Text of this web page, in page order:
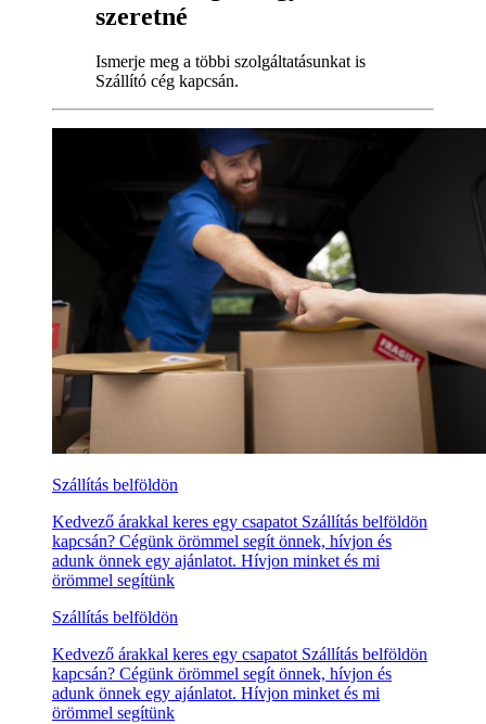
szeretné
Ismerje meg a többi szolgáltatásunkat is
Szállító cég kapcsán.
Szállítás belföldön
Kedvező árakkal keres egy csapatot Szállítás belföldön
kapcsán? Cégünk örömmel segít önnek, hívjon és
adunk önnek egy ajánlatot. Hívjon minket és mi
örömmel segítünk
Szállítás belföldön
Kedvező árakkal keres egy csapatot Szállítás belföldön
kapcsán? Cégünk örömmel segít önnek, hívjon és
adunk önnek egy ajánlatot. Hívjon minket és mi
örömmel segítünk